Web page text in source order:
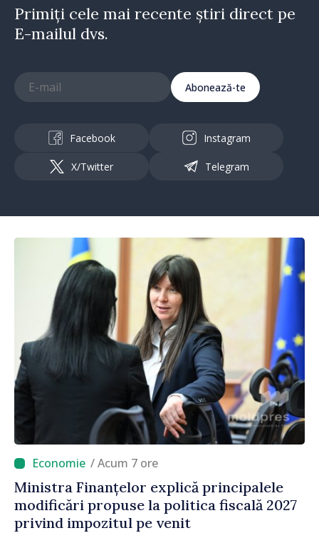
Primiți cele mai recente știri direct pe
E-mailul dvs.
Abonează-te
Facebook Instagram
X/Twitter Telegram
/ Acum 7 ore
Ministra Finanțelor explică principalele
modificări propuse la politica fiscală 2027
privind impozitul pe venit